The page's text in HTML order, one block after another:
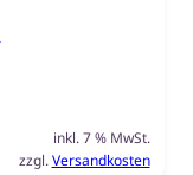
inkl. 7 % MwSt.
zzgl.Versandkosten